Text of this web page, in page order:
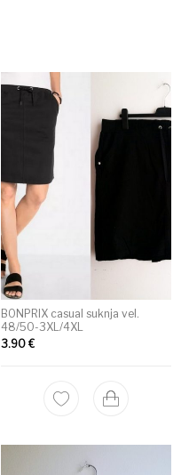
BONPRIX casual suknja vel.
48/50-3XL/4XL
3.90 €